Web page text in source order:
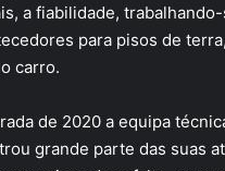
a fiabilidade,
para pisos de
carro.
de 2020 a equipa
grande parte das suas